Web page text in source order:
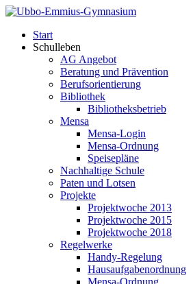
Start
Schulleben
AG Angebot
Beratung und Prävention
Berufsorientierung
Bibliothek
Bibliotheksbetrieb
Mensa
Mensa-Login
Mensa-Ordnung
Speisepläne
Nachhaltige Schule
Paten und Lotsen
Projekte
Projektwoche 2013
Projektwoche 2015
Projektwoche 2018
Regelwerke
Handy-Regelung
Hausaufgabenordnung
Mensa-Ordnung